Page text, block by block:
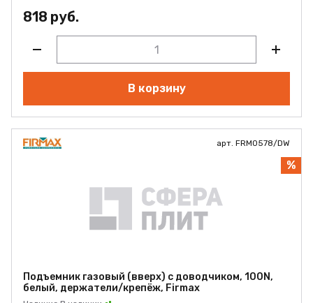
818 руб.
В корзину
арт. FRM0578/DW
%
Подъемник газовый (вверх) с доводчиком, 100N,
белый, держатели/крепёж, Firmax